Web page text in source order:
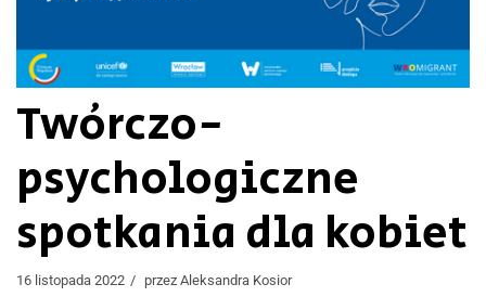
Twórczo-
psychologiczne
spotkania dla kobiet
16 listopada 2022 przez Aleksandra Kosior